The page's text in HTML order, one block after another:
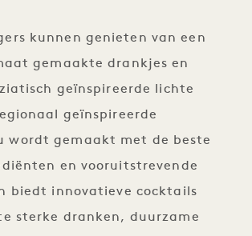
kunnen genieten van een
gemaakte drankjes en
geïnspireerde lichte
geïnspireerde
wordt gemaakt met de beste
en vooruitstrevende
biedt innovatieve cocktails
sterke dranken, duurzame